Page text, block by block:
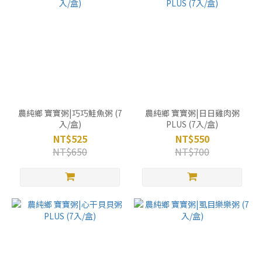
農純鄉 寶寶粥|巧巧鮭魚粥 (7
入/盒)
NT$525
NT$650
農純鄉 寶寶粥|日日雞肉粥
PLUS (7入/盒)
NT$550
NT$700